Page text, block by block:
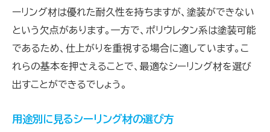
ーリング材は優れた耐久性を持ちますが、塗装ができない
という欠点があります。一方で、ポリウレタン系は塗装可能
であるため、仕上がりを重視する場合に適しています。こ
れらの基本を押さえることで、最適なシーリング材を選び
出すことができるでしょう。
用途別に見るシーリング材の選び方